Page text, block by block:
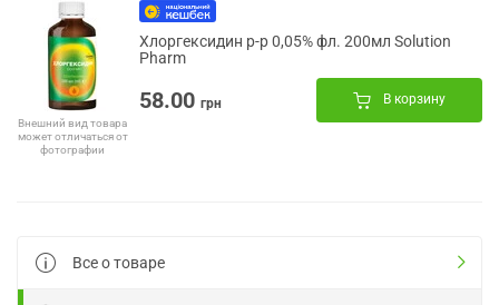
Внешний вид товара
может отличаться от
фотографии
Хлоргексидин р-р 0,05% фл. 200мл Solution
Pharm
58.00 грн В корзину
Все о товаре